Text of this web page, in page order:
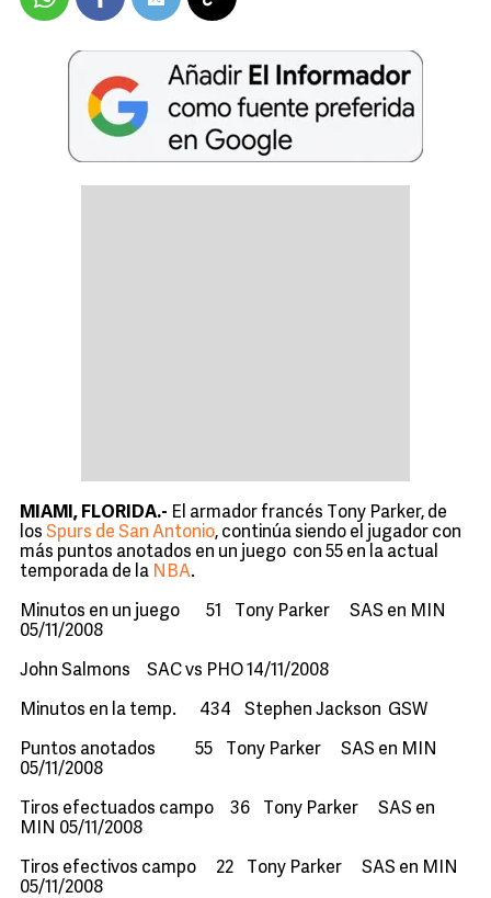
MIAMI, FLORIDA.- El armador francés Tony Parker, de
los Spurs de San Antonio, continúa siendo el jugador con
más puntos anotados en un juego con 55 en la actual
temporada de la NBA.
Minutos en un juego 51 Tony Parker SAS en MIN
05/11/2008
John Salmons SAC vs PHO 14/11/2008
Minutos en la temp. 434 Stephen Jackson GSW
Puntos anotados 55 Tony Parker SAS en MIN
05/11/2008
Tiros efectuados campo 36 Tony Parker SAS en
MIN 05/11/2008
Tiros efectivos campo 22 Tony Parker SAS en MIN
05/11/2008